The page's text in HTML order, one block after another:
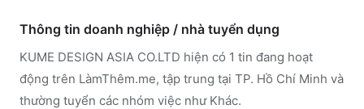
Thông tin doanh nghiệp / nhà tuyển dụng
KUME DESIGN ASIA CO.LTD hiện có 1 tin đang hoạt
động trên LàmThêm.me, tập trung tại TP. Hồ Chí Minh và
thường tuyển các nhóm việc như Khác.